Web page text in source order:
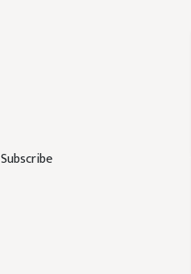
Subscribe